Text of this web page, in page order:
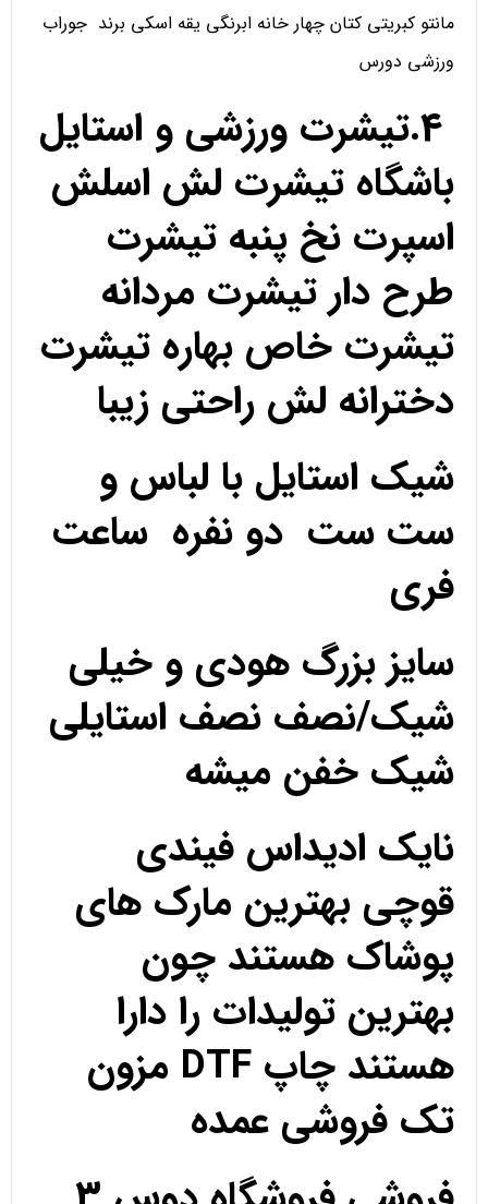
مانتو کبریتی کتان چهار خانه ابرنگی یقه اسکی برند جوراب
ورزشی دورس
4.تیشرت ورزشی و استایل
باشگاه تیشرت لش اسلش
اسپرت نخ پنبه تیشرت
طرح دار تیشرت مردانه
تیشرت خاص بهاره تیشرت
دخترانه لش راحتی زیبا
شیک استایل با لباس و
ست ست دو نفره ساعت
فری
سایز بزرگ هودی و خیلی
شیک/نصف نصف استایلی
شیک خفن میشه
نایک ادیداس فیندی
قوچی بهترین مارک های
پوشاک هستند چون
بهترین تولیدات را دارا
هستند چاپ DTF مزون
تک فروشی عمده